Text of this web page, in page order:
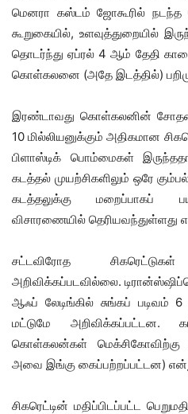
மெனரா கஸ்டம் ஜோகூரில் நடந்த
கூறுகையில், உளவுத்துறையில்
தொடர்ந்து ஏப்ரல் 4 ஆம் தேதி
கொள்கலனை (அதே இடத்தில்)
இரண்டாவது கொள்கலனின்
10 மில்லியனுக்கும் அதிகமான
பிளாஸ்டிக் பொம்மைகள்
கடத்தல் முயற்சிகளிலும் ஒரே
கடத்தலுக்கு மறைப்பாகப்
விசாரணையில் தெரியவந்துள்ளது
சட்டவிரோத
அறிவிக்கப்படவில்லை.
ஆஃப் லேடிங்கில் சுங்கப் படிவம்
மட்டுமே அறிவிக்கப்பட்டன.
கொள்கலன்கள் மெக்சிகோவிற்கு
அவை இங்கு கைப்பற்றப்பட்டன)
சிகரெட்டின் மதிப்பிடப்பட்ட